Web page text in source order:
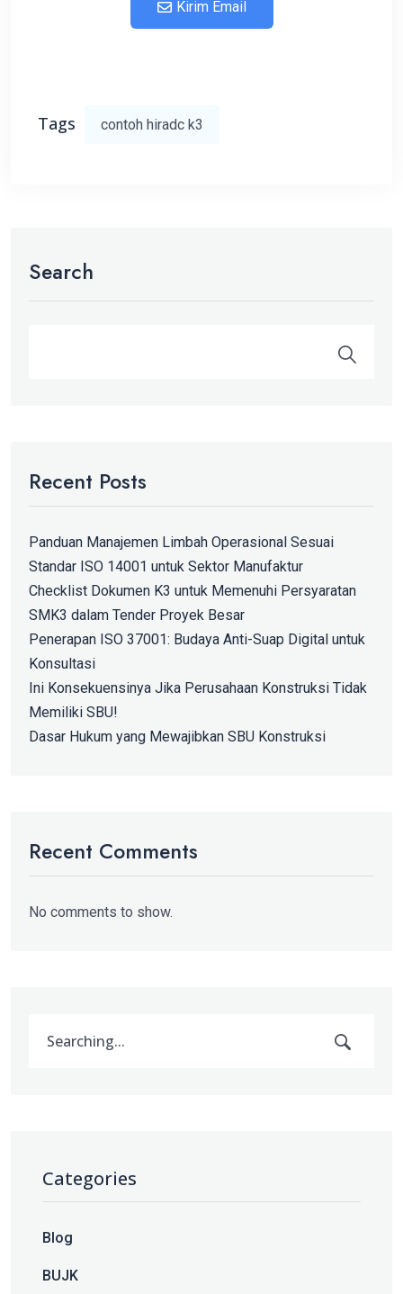
Kirim Email
Tags contoh hiradc k3
Search
Recent Posts
Panduan Manajemen Limbah Operasional Sesuai
Standar ISO 14001 untuk Sektor Manufaktur
Checklist Dokumen K3 untuk Memenuhi Persyaratan
SMK3 dalam Tender Proyek Besar
Penerapan ISO 37001: Budaya Anti-Suap Digital untuk
Konsultasi
Ini Konsekuensinya Jika Perusahaan Konstruksi Tidak
Memiliki SBU!
Dasar Hukum yang Mewajibkan SBU Konstruksi
Recent Comments
No comments to show.
Categories
Blog
BUJK